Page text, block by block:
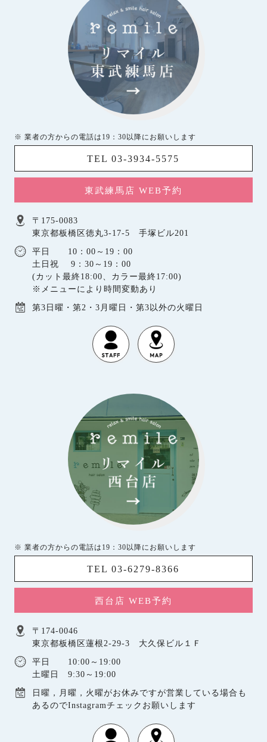
※ 業者の方からの電話は19：30以降にお願いします
TEL 03-3934-5575
東武練馬店 WEB予約
〒175-0083
東京都板橋区徳丸3-17-5 手塚ビル201
平日 10：00～19：00
土日祝 9：30～19：00
(カット最終18:00、カラー最終17:00)
※メニューにより時間変動あり
第3日曜・第2・3月曜日・第3以外の火曜日
※ 業者の方からの電話は19：30以降にお願いします
TEL 03-6279-8366
西台店 WEB予約
〒174-0046
東京都板橋区蓮根2-29-3 大久保ビル１Ｆ
平日 10:00～19:00
土曜日 9:30～19:00
日曜，月曜，火曜がお休みですが営業している場合も
あるのでInstagramチェックお願いします